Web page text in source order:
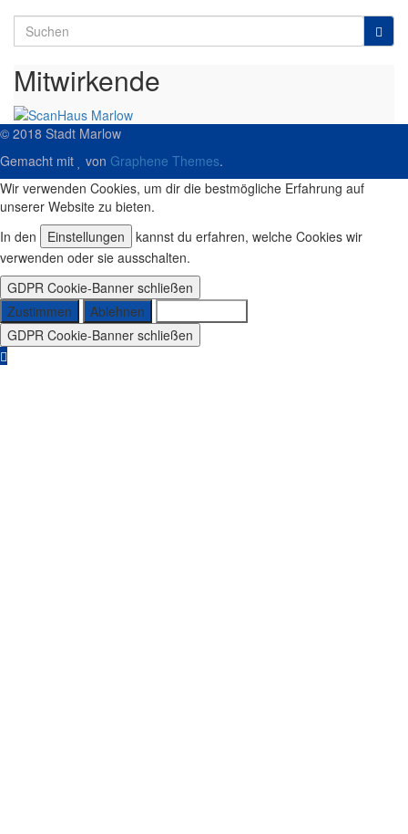
Search
for:
Mitwirkende
© 2018 Stadt Marlow
Gemacht mit
von Graphene Themes.
Wir verwenden Cookies, um dir die bestmögliche Erfahrung auf
unserer Website zu bieten.
In den
Einstellungen
kannst du erfahren, welche Cookies wir
verwenden oder sie ausschalten.
GDPR Cookie-Banner schließen
Zustimmen
Ablehnen
GDPR Cookie-Banner schließen